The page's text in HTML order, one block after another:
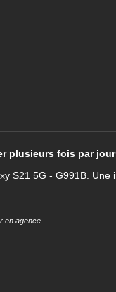
plusieurs fois par
S21 5G - G991B.
en agence.